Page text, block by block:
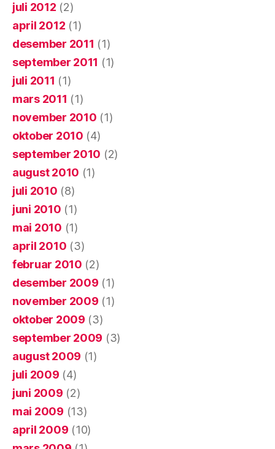
juli 2012 (2)
april 2012 (1)
desember 2011 (1)
september 2011 (1)
juli 2011 (1)
mars 2011 (1)
november 2010 (1)
oktober 2010 (4)
september 2010 (2)
august 2010 (1)
juli 2010 (8)
juni 2010 (1)
mai 2010 (1)
april 2010 (3)
februar 2010 (2)
desember 2009 (1)
november 2009 (1)
oktober 2009 (3)
september 2009 (3)
august 2009 (1)
juli 2009 (4)
juni 2009 (2)
mai 2009 (13)
april 2009 (10)